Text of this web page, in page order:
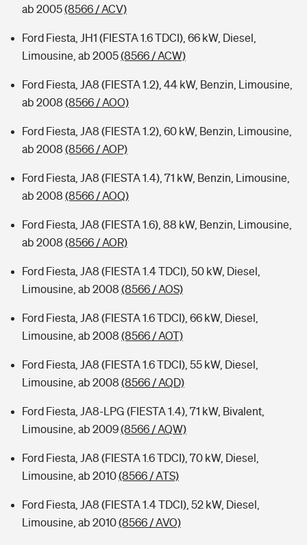
ab 2005(8566 / ACV)
Ford Fiesta, JH1 (FIESTA 1.6 TDCI), 66 kW, Diesel,
Limousine, ab 2005(8566 / ACW)
Ford Fiesta, JA8 (FIESTA 1.2), 44 kW, Benzin, Limousine,
ab 2008 (8566 / AOO)
Ford Fiesta, JA8 (FIESTA 1.2), 60 kW, Benzin, Limousine,
ab 2008 (8566 / AOP)
Ford Fiesta, JA8 (FIESTA 1.4), 71 kW, Benzin, Limousine,
ab 2008 (8566 / AOQ)
Ford Fiesta, JA8 (FIESTA 1.6), 88 kW, Benzin, Limousine,
ab 2008 (8566 / AOR)
Ford Fiesta, JA8 (FIESTA 1.4 TDCI), 50 kW, Diesel,
Limousine, ab 2008 (8566 / AOS)
Ford Fiesta, JA8 (FIESTA 1.6 TDCI), 66 kW, Diesel,
Limousine, ab 2008 (8566 / AOT)
Ford Fiesta, JA8 (FIESTA 1.6 TDCI), 55 kW, Diesel,
Limousine, ab 2008 (8566 / AQD)
Ford Fiesta, JA8-LPG (FIESTA 1.4), 71 kW, Bivalent,
Limousine, ab 2009(8566 / AQW)
Ford Fiesta, JA8 (FIESTA 1.6 TDCI), 70 kW, Diesel,
Limousine, ab 2010(8566 / ATS)
Ford Fiesta, JA8 (FIESTA 1.4 TDCI), 52 kW, Diesel,
Limousine, ab 2010(8566 / AVO)